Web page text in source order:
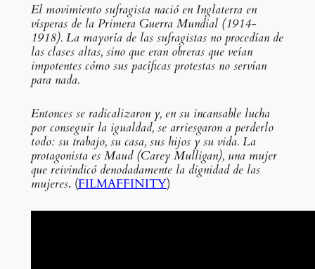
El movimiento sufragista nació en Inglaterra en
vísperas de la Primera Guerra Mundial (1914-
1918). La mayoría de las sufragistas no procedían de
las clases altas, sino que eran obreras que veían
impotentes cómo sus pacíficas protestas no servían
para nada.
Entonces se radicalizaron y, en su incansable lucha
por conseguir la igualdad, se arriesgaron a perderlo
todo: su trabajo, su casa, sus hijos y su vida. La
protagonista es Maud (Carey Mulligan), una mujer
que reivindicó denodadamente la dignidad de las
mujeres. (FILMAFFINITY)